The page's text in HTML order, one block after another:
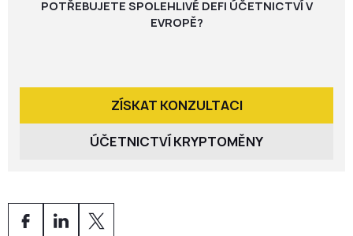
POTŘEBUJETE SPOLEHLIVÉ DEFI ÚČETNICTVÍ V
EVROPĚ?
ZÍSKAT KONZULTACI
ÚČETNICTVÍ KRYPTOMĚNY